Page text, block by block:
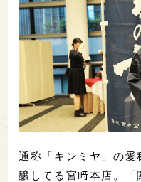
通称「キンミヤ」の愛
醸してる宮﨑本店。「